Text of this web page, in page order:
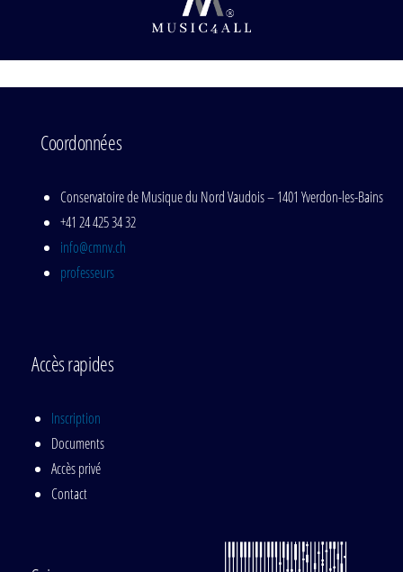
Coordonnées
Conservatoire de Musique du Nord Vaudois – 1401 Yverdon-les-Bains
+41 24 425 34 32
info@cmnv.ch
professeurs
Accès rapides
Inscription
Documents
Accès privé
Contact